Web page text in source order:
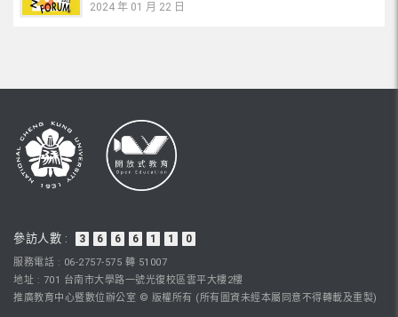
2024 年 01 月 22 日
參訪人數 : 3 6 6 6 1 1 0
服務電話 : 06-2757-575 轉 51007
地址 : 701 台南市大學路一號光復校區雲平大樓2樓
推廣教育中心暨數位辦公室 © 版權所有 (所有圖資未經本屬同意不得轉載及重製)